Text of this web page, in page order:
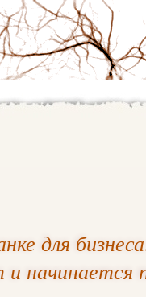
для
начинается